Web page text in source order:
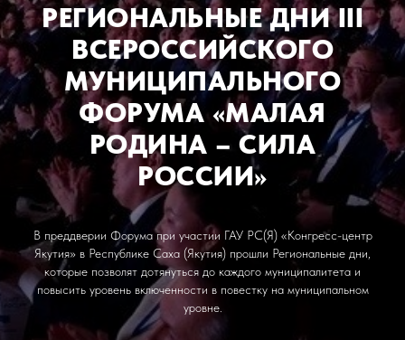
РЕГИОНАЛЬНЫЕ ДНИ III
ВСЕРОССИЙСКОГО
МУНИЦИПАЛЬНОГО
ФОРУМА «МАЛАЯ
РОДИНА – СИЛА
РОССИИ»
В преддверии Форума при участии ГАУ РС(Я) «Конгресс-центр
Якутия» в Республике Саха (Якутия) прошли Региональные дни,
которые позволят дотянуться до каждого муниципалитета и
повысить уровень включенности в повестку на муниципальном
уровне.